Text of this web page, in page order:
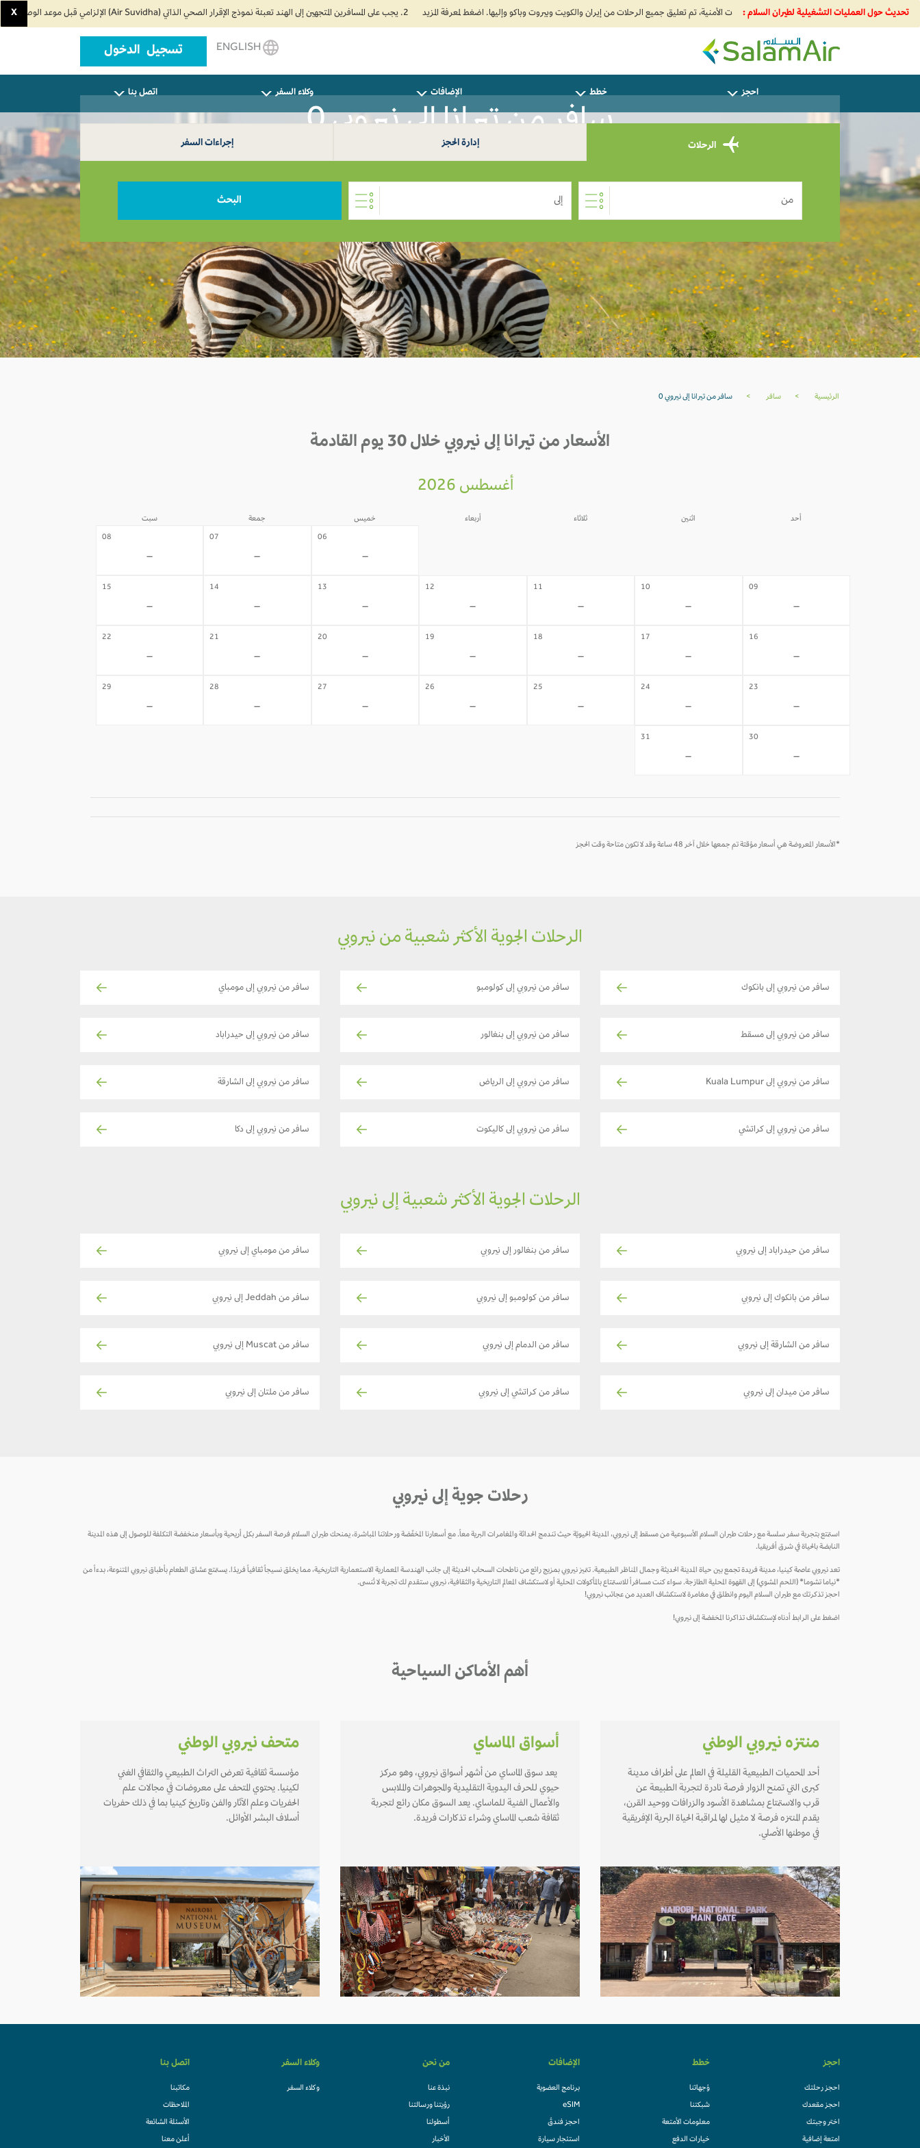
تحديث حول العمليات التشغيلية لطيران السلام : 2. يجب على المسافرين المتجهين إلى الهند تعبئة نموذج الإقرار الصحي الذاتي (Air Suvidha) الإلزامي قبل موعد الوصول بـ 24 ساعة على الأقل. اضغط هنا للدخول إلى بوابة Air Suvidha. X
SalamAir
تسجيل الدخول
احجز خطط الإضافات وكلاء السفر اتصل بنا
سافر من تيرانا إلى نيروبي 0
الرحلات إدارة الحجز إجراءات السفر
من إلى البحث
الرئيسية > سافر > سافر من تيرانا إلى نيروبي 0
الأسعار من تيرانا إلى نيروبي خلال 30 يوم القادمة
أغسطس 2026
أحد اثنين ثلاثاء أربعاء خميس جمعة سبت
06
-
07
-
08
-
09
-
10
-
11
-
12
-
13
-
14
-
15
-
16
-
17
-
18
-
19
-
20
-
21
-
22
-
23
-
24
-
25
-
26
-
27
-
28
-
29
-
30
-
31
-
*الأسعار المعروضة هي أسعار مؤقتة تم جمعها خلال آخر 48 ساعة وقد لا تكون متاحة وقت الحجز
الرحلات الجوية الأكثر شعبية من نيروبي
سافر من نيروبي إلى بانكوك سافر من نيروبي إلى كولومبو سافر من نيروبي إلى مومباي
سافر من نيروبي إلى مسقط سافر من نيروبي إلى بنغالور سافر من نيروبي إلى حيدراباد
سافر من نيروبي إلى Kuala Lumpur سافر من نيروبي إلى الرياض سافر من نيروبي إلى الشارقة
سافر من نيروبي إلى كراتشي سافر من نيروبي إلى كاليكوت سافر من نيروبي إلى دكا
الرحلات الجوية الأكثر شعبية إلى نيروبي
سافر من حيدراباد إلى نيروبي سافر من بنغالور إلى نيروبي سافر من مومباي إلى نيروبي
سافر من بانكوك إلى نيروبي سافر من كولومبو إلى نيروبي سافر من Jeddah إلى نيروبي
سافر من الشارقة إلى نيروبي سافر من الدمام إلى نيروبي سافر من Muscat إلى نيروبي
سافر من ميدان إلى نيروبي سافر من كراتشي إلى نيروبي سافر من ملتان إلى نيروبي
رحلات جوية إلى نيروبي
استمتع بتجربة سفر سلسة مع رحلات طيران السلام الأسبوعية من مسقط إلى نيروبي، المدينة الحيويّة حيث تندمج الحداثة والمغامرات البرية معاً. مع أسعارنا المخفّضة ورحلاتنا المباشرة، يمنحك طيران السلام فرصة السفر بكل أريحية وبأسعار منخفضة التكلفة للوصول إلى هذه المدينة
النابضة بالحياة في شرق أفريقيا.
تعد نيروبي عاصمة كينيا، مدينة فريدة تجمع بين حياة المدينة الحديثة وجمال المناظر الطبيعية. تتميز نيروبي بمزيج رائع من ناطحات السحاب الحديثة إلى جانب الهندسة المعمارية الاستعمارية التاريخية، مما يخلق نسيجاً ثقافياً فريدًا. يستمتع عشاق الطعام بأطباق نيروبي المتنوعة، بدءاً من
*نياما تشوما* (اللحم المشوي) إلى القهوة المحلية الطازجة. سواء كنت مسافراً للاستمتاع بالمأكولات المحلية أو لاستكشاف المعالم التاريخية والثقافية، نيروبي ستقدم لك تجربة لا تُنسى.
احجز تذكرتك مع طيران السلام اليوم وانطلق في مغامرة لاستكشاف العديد من عجائب نيروبي!
اضغط على الرابط أدناه لإستكشاف تذاكرنا المخفضة إلى نيروبي!
أهم الأماكن السياحية
منتزه نيروبي الوطني
أحد المحميات الطبيعية القليلة في العالم على أطراف مدينة
كبرى التي تمنح الزوار فرصة نادرة لتجربة الطبيعة عن
قرب والاستمتاع بمشاهدة الأسود والزرافات ووحيد القرن،
يقدم المنتزه فرصة لا مثيل لها لمراقبة الحياة البرية الإفريقية
في موطنها الأصلي.
أسواق الماساي
يعد سوق الماساي من أشهر أسواق نيروبي، وهو مركز
حيوي للحرف اليدوية التقليدية والمجوهرات والملابس
والأعمال الفنية للماساي. يعد السوق مكان رائع لتجربة
ثقافة شعب الماساي وشراء تذكارات فريدة.
متحف نيروبي الوطني
مؤسسة ثقافية تعرض التراث الطبيعي والثقافي الغني
لكينيا. يحتوي المتحف على معروضات في مجالات علم
الحفريات وعلم الآثار والفن وتاريخ كينيا بما في ذلك حفريات
أسلاف البشر الأوائل.
احجز
احجز رحلتك
احجز مقعدك
اختر وجبتك
امتعة إضافية
خطط
وُجهاتنا
شبكتنا
معلومات الأمتعة
خيارات الدفع
الإضافات
برنامج العضوية
eSIM
احجز فندقً
استئجار سيارة
من نحن
نبذة عنا
رؤيتنا ورسالتنا
أسطولنا
الأخبار
وكلاء السفر
وكلاء السفر
اتصل بنا
مكاتبنا
الملاحظات
الأسئلة الشائعة
أعلن معنا